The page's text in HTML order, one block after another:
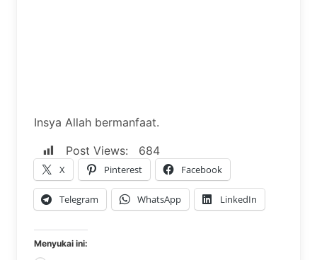
Insya Allah bermanfaat.
Post Views:
684
X Pinterest Facebook
Telegram WhatsApp LinkedIn
Menyukai ini: